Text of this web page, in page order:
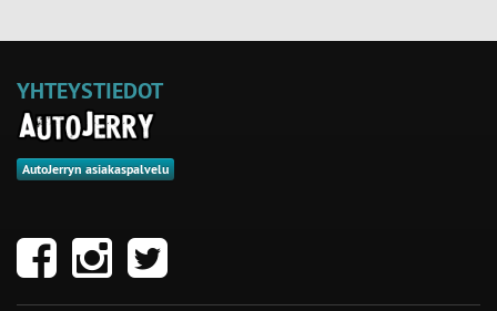
YHTEYSTIEDOT
AutoJerryn asiakaspalvelu